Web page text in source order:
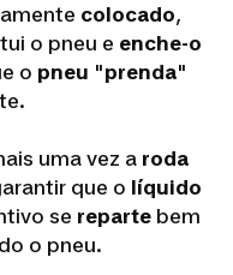
colocado,
o pneu e enche-o
o pneu "prenda"
uma vez a roda
que o líquido
se repartebem
o pneu.